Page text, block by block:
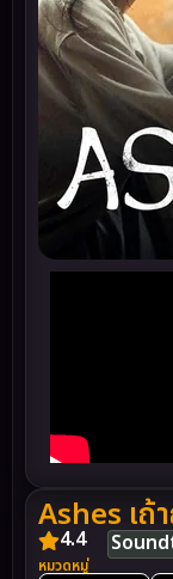
Ashes เถ้
4.4
หมวดหมู่